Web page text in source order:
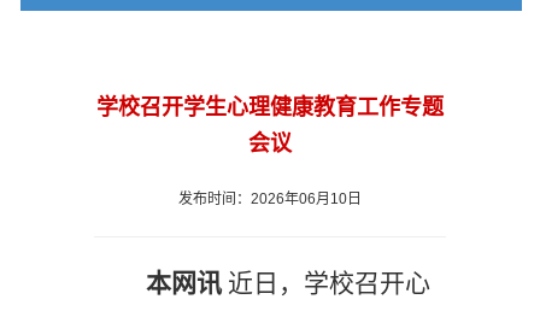
学校召开学生心理健康教育工作专题
会议
发布时间：2026年06月10日
本网讯近日 ，学校召开心